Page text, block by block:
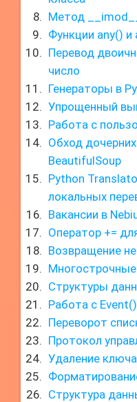
Метод
Функции any() и
Перевод
число
Генераторы в
Упрощенный
Работа с
Обход
BeautifulSoup
Python
локальных
Вакансии в
Оператор +=
Возвращение
Структуры
Работа с
Переворот
Протокол
Удаление
Структура